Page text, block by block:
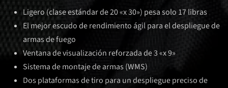
Ligero (clase estándar de 20 «x 30») pesa solo 17 libras
El mejor escudo de rendimiento ágil para el despliegue de
armas de fuego
Ventana de visualización reforzada de 3 «x 9»
Sistema de montaje de armas (WMS)
Dos plataformas de tiro para un despliegue preciso de